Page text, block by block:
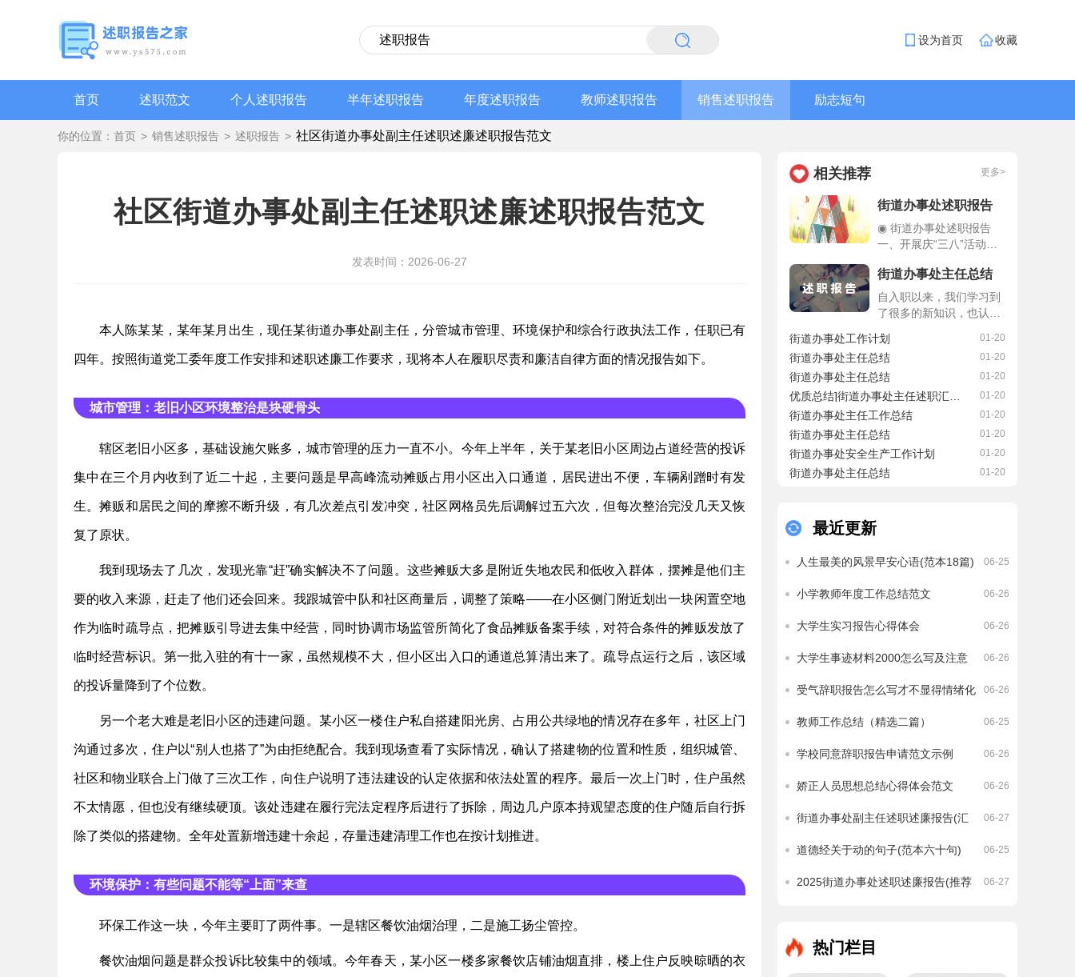
设为首页 收藏
首页 述职范文 个人述职报告 半年述职报告 年度述职报告 教师述职报告 销售述职报告 励志短句
你的位置： 首页 > 销售述职报告 > 述职报告 > 社区街道办事处副主任述职述廉述职报告范文
社区街道办事处副主任述职述廉述职报告范文
发表时间：2026-06-27
本人陈某某，某年某月出生，现任某街道办事处副主任，分管城市管理、环境保护和综合行政执法工作，任职已有
四年。按照街道党工委年度工作安排和述职述廉工作要求，现将本人在履职尽责和廉洁自律方面的情况报告如下。
城市管理：老旧小区环境整治是块硬骨头
辖区老旧小区多，基础设施欠账多，城市管理的压力一直不小。今年上半年，关于某老旧小区周边占道经营的投诉
集中在三个月内收到了近二十起，主要问题是早高峰流动摊贩占用小区出入口通道，居民进出不便，车辆剐蹭时有发
生。摊贩和居民之间的摩擦不断升级，有几次差点引发冲突，社区网格员先后调解过五六次，但每次整治完没几天又恢
复了原状。
我到现场去了几次，发现光靠“赶”确实解决不了问题。这些摊贩大多是附近失地农民和低收入群体，摆摊是他们主
要的收入来源，赶走了他们还会回来。我跟城管中队和社区商量后，调整了策略——在小区侧门附近划出一块闲置空地
作为临时疏导点，把摊贩引导进去集中经营，同时协调市场监管所简化了食品摊贩备案手续，对符合条件的摊贩发放了
临时经营标识。第一批入驻的有十一家，虽然规模不大，但小区出入口的通道总算清出来了。疏导点运行之后，该区域
的投诉量降到了个位数。
另一个老大难是老旧小区的违建问题。某小区一楼住户私自搭建阳光房、占用公共绿地的情况存在多年，社区上门
沟通过多次，住户以“别人也搭了”为由拒绝配合。我到现场查看了实际情况，确认了搭建物的位置和性质，组织城管、
社区和物业联合上门做了三次工作，向住户说明了违法建设的认定依据和依法处置的程序。最后一次上门时，住户虽然
不太情愿，但也没有继续硬顶。该处违建在履行完法定程序后进行了拆除，周边几户原本持观望态度的住户随后自行拆
除了类似的搭建物。全年处置新增违建十余起，存量违建清理工作也在按计划推进。
环境保护：有些问题不能等“上面”来查
环保工作这一块，今年主要盯了两件事。一是辖区餐饮油烟治理，二是施工扬尘管控。
餐饮油烟问题是群众投诉比较集中的领域。今年春天，某小区一楼多家餐饮店铺油烟直排，楼上住户反映晾晒的衣
相关推荐 更多>
街道办事处述职报告
◉ 街道办事处述职报告
一、开展庆“三八”活动的
（一）领导重视、精心组
织、周密安排，是保证活
动顺利开展的前提和基础
彩、形式灵活多样，又富
有实效我处的各级妇女组
织本着实际、实效和借
题、借力、借台、借智的
原则，对本次纪念活动的
内容，形式进行了安排。
活动的内容主要...
街道办事处主任总结
自入职以来，我们学习到
了很多的新知识，也认识
时俱进、跟进任务，我们
现在到了安心写述职报告
的时候了。述职报告就是
下级向上级书写的一种行
文。那么，自己在写述职
报告时要注意些什么呢？
下面是小编精心为您整理
的“ 街道办事处主任述职
汇报”，仅供参考，希望能
街道办事处工作计划 01-20
街道办事处主任总结 01-20
街道办事处主任总结 01-20
01-20
街道办事处主任工作总结 01-20
街道办事处主任总结 01-20
街道办事处安全生产工作计划 01-20
街道办事处主任总结 01-20
最近更新
人生最美的风景早安心语(范本18篇) 06-25
小学教师年度工作总结范文 06-26
大学生实习报告心得体会 06-26
大学生事迹材料2000怎么写及注意
06-26
受气辞职报告怎么写才不显得情绪化 06-26
教师工作总结（精选二篇） 06-25
学校同意辞职报告申请范文示例 06-26
娇正人员思想总结心得体会范文 06-26
街道办事处副主任述职述廉报告(汇
06-27
道德经关于动的句子(范本六十句) 06-25
2025街道办事处述职述廉报告(推荐
06-27
热门栏目